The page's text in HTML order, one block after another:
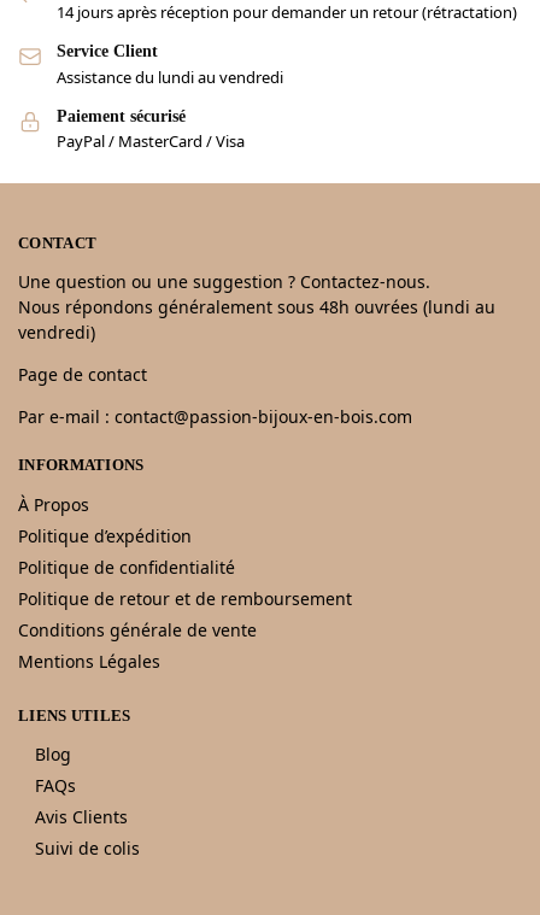
14 jours après réception pour demander un retour (rétractation)
Service Client
Assistance du lundi au vendredi
Paiement sécurisé
PayPal / MasterCard / Visa
CONTACT
Une question ou une suggestion ? Contactez-nous.
Nous répondons généralement sous 48h ouvrées (lundi au
vendredi)
Page de contact
Par e-mail : contact@passion-bijoux-en-bois.com
INFORMATIONS
À Propos
Politique d’expédition
Politique de confidentialité
Politique de retour et de remboursement
Conditions générale de vente
Mentions Légales
LIENS UTILES
Blog
FAQs
Avis Clients
Suivi de colis